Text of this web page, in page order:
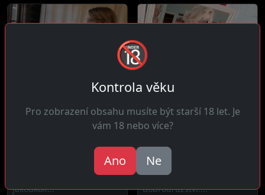
miluje novinky a nesnáší
jakoukoli...
Eliška, 32 let
Věcov
Ahoj! Jsem žena která touží
po novinkách a
dobrodružství....
🔞
Kontrola věku
Pro zobrazení obsahu musíte být starší 18 let. Je
vám 18 nebo více?
Ano Ne